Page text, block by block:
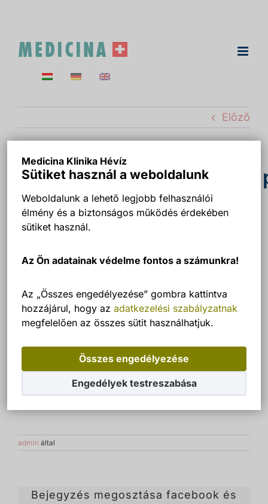
Medicina Klinika Hévíz
Sütiket használ a weboldalunk
Weboldalunk a lehető legjobb felhasználói
élmény és a biztonságos működés érdekében
sütiket használ.
Az Ön adatainak védelme fontos a számunkra!
Az „Összes engedélyezése” gombra kattintva
hozzájárul, hogy az adatkezelési szabályzatnak
megfelelően az összes sütit használhatjuk.
Összes engedélyezése
Engedélyek testreszabása
Előző
admin által
Bejegyzés megosztása facebook és